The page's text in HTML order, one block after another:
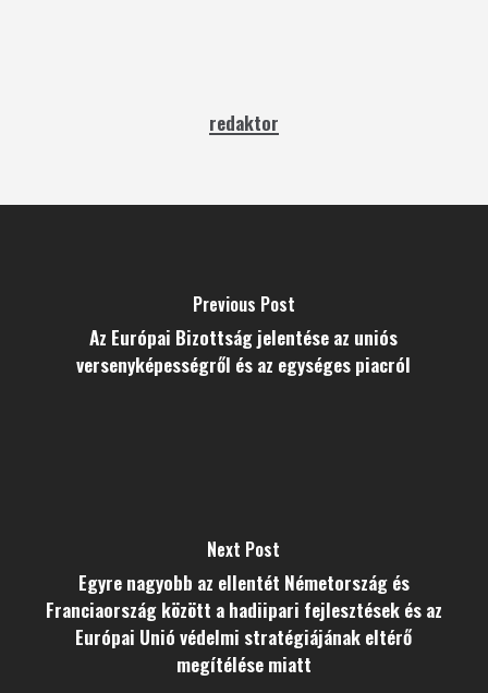
redaktor
Previous Post
Az Európai Bizottság jelentése az uniós
versenyképességről és az egységes piacról
Next Post
Egyre nagyobb az ellentét Németország és
Franciaország között a hadiipari fejlesztések és az
Európai Unió védelmi stratégiájának eltérő
megítélése miatt